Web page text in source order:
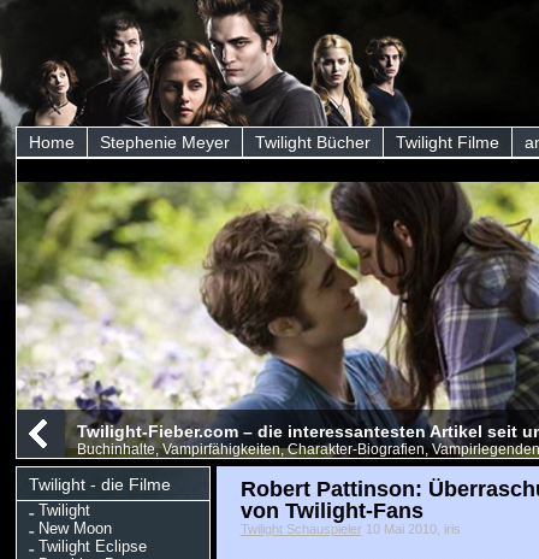
Home Stephenie Meyer Twilight Bücher Twilight Filme
Twilight-Fieber.com – die interessantesten Artikel seit
Buchinhalte, Vampirfähigkeiten, Charakter-Biografien,
Twilight - die Filme
Twilight
New Moon
Twilight Eclipse
Robert Pattinson:
von Twilight-Fans
Twilight Schauspieler10 Mai 2010, iris